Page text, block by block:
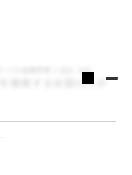
バル金融市場
撤廃する米国SECの